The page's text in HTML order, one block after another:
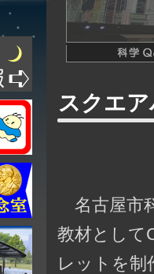
スクエ
名古屋市
教材として
レットを制